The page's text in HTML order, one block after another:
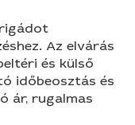
Az elvárás
és külső
időbeosztás és
ár, rugalmas